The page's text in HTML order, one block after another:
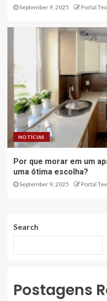
September 9, 2025 Portal
NOTÍCIAS
Por que morar em um
uma ótima escolha?
September 9, 2025 Portal
Search
Postagens